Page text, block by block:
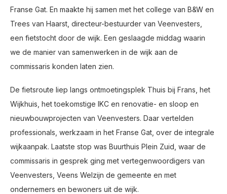
Franse Gat. En maakte hij samen met het college van B&W en
Trees van Haarst, directeur-bestuurder van Veenvesters,
een fietstocht door de wijk. Een geslaagde middag waarin
we de manier van samenwerken in de wijk aan de
commissaris konden laten zien.
De fietsroute liep langs ontmoetingsplek Thuis bij Frans, het
Wijkhuis, het toekomstige IKC en renovatie- en sloop en
nieuwbouwprojecten van Veenvesters. Daar vertelden
professionals, werkzaam in het Franse Gat, over de integrale
wijkaanpak. Laatste stop was Buurthuis Plein Zuid, waar de
commissaris in gesprek ging met vertegenwoordigers van
Veenvesters, Veens Welzijn de gemeente en met
ondernemers en bewoners uit de wijk.